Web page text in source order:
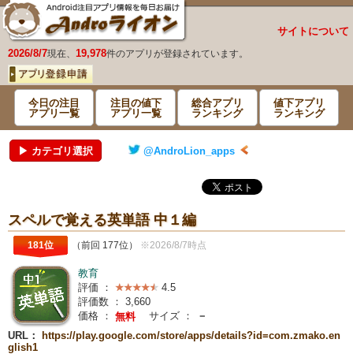
サイトについて
2026/8/7現在、 19,978件のアプリが登録されています。
今日の注目
アプリ一覧
注目の値下
アプリ一覧
総合アプリ
ランキング
値下アプリ
ランキング
▶ カテゴリ選択 @AndroLion_apps
スペルで覚える英単語 中１編
181位 （前回 177位） ※2026/8/7時点
教育
評価 ：
4.5
評価数 ： 3,660
価格 ： 無料 サイズ ：
－
URL：
https://play.google.com/store/apps/details?id=com.zmako.en
glish1